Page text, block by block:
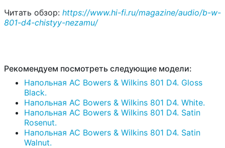
Читать обзор: https://www.hi-fi.ru/magazine/audio/b-w-
801-d4-chistyy-nezamu/
Рекомендуем посмотреть следующие модели:
Напольная АС Bowers & Wilkins 801 D4. Gloss
Black.
Напольная АС Bowers & Wilkins 801 D4. White.
Напольная АС Bowers & Wilkins 801 D4. Satin
Rosenut.
Напольная АС Bowers & Wilkins 801 D4. Satin
Walnut.